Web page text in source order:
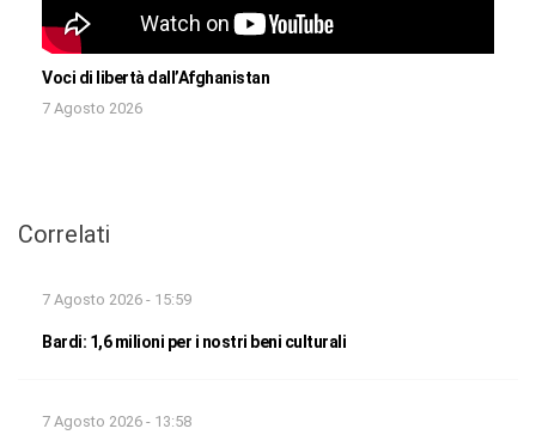
Voci di libertà dall’Afghanistan
7 Agosto 2026
Correlati
7 Agosto 2026 - 15:59
Bardi: 1,6 milioni per i nostri beni culturali
7 Agosto 2026 - 13:58